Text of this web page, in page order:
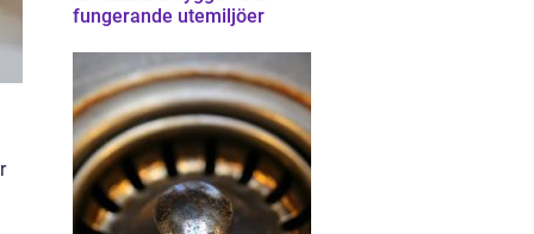
fungerande utemiljöer